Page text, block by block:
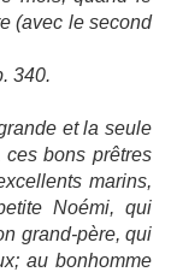
(avec le second
340.
et la seule
ces bons prêtres
marins,
Noémi, qui
grand-père, qui
au bonhomme